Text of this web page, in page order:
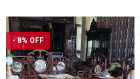
- 8% OFF